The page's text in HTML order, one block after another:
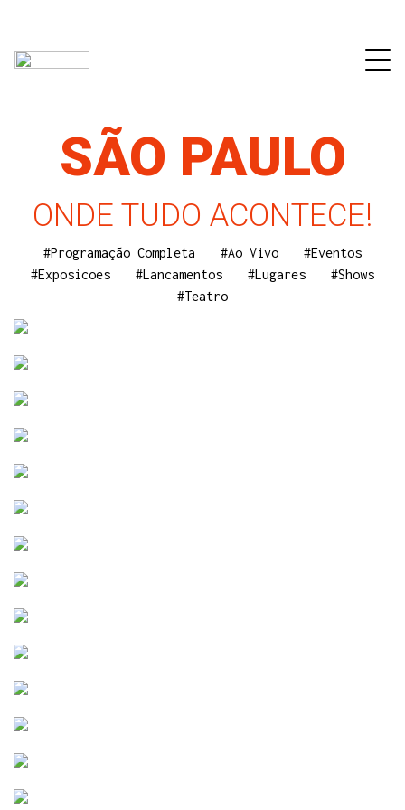
SÃO PAULO
ONDE TUDO ACONTECE!
#Programação Completa #Ao Vivo
#Eventos
#Exposicoes
#Lancamentos #Lugares
#Shows
#Teatro